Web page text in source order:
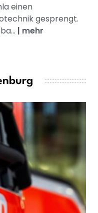
einen
gesprengt.
| mehr